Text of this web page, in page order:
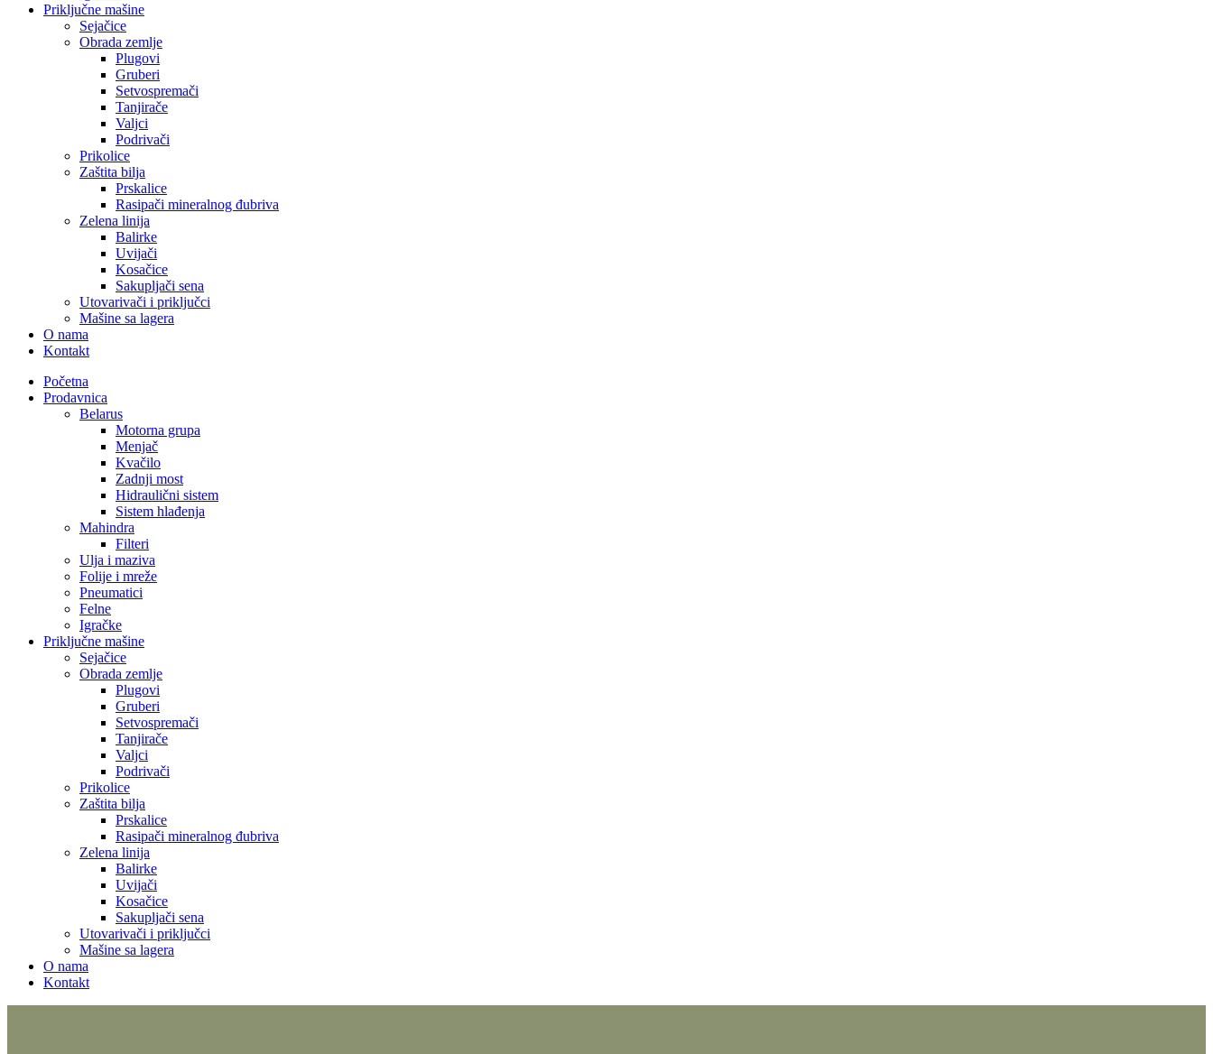
Priključne mašine
Sejačice
Obrada zemlje
Plugovi
Gruberi
Setvospremači
Tanjirače
Valjci
Podrivači
Prikolice
Zaštita bilja
Prskalice
Rasipači mineralnog đubriva
Zelena linija
Balirke
Uvijači
Kosačice
Sakupljači sena
Utovarivači i priključci
Mašine sa lagera
O nama
Kontakt
Početna
Prodavnica
Belarus
Motorna grupa
Menjač
Kvačilo
Zadnji most
Hidraulični sistem
Sistem hlađenja
Mahindra
Filteri
Ulja i maziva
Folije i mreže
Pneumatici
Felne
Igračke
Priključne mašine
Sejačice
Obrada zemlje
Plugovi
Gruberi
Setvospremači
Tanjirače
Valjci
Podrivači
Prikolice
Zaštita bilja
Prskalice
Rasipači mineralnog đubriva
Zelena linija
Balirke
Uvijači
Kosačice
Sakupljači sena
Utovarivači i priključci
Mašine sa lagera
O nama
Kontakt